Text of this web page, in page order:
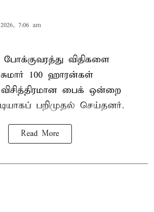
7:06 am
விதிகளை
சுமார் 100 ஹாரன்கள்
பைக் ஒன்றை
பறிமுதல் செய்தனர்.
Read More